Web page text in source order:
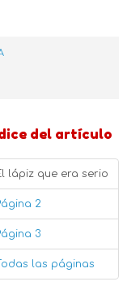
del artículo
lápiz que era serio
2
3
las páginas